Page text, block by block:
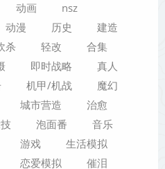
动画
nsz
动漫 历史
建造
杀 轻改
合集
即时战略
真人
机甲/机战
魔幻
城市营造
治愈
泡面番
音乐
游戏
生活模拟
恋爱模拟
催泪